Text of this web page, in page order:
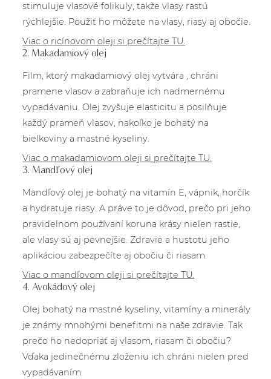
stimuluje vlasové folikuly, takže vlasy rastú
rýchlejšie. Použiť ho môžete na vlasy, riasy aj obočie.
Viac o ricínovom oleji si prečítajte TU.
2. Makadamiový olej
Film, ktorý makadamiový olej vytvára , chráni
pramene vlasov a zabraňuje ich nadmernému
vypadávaniu. Olej zvyšuje elasticitu a posilňuje
každý prameň vlasov, nakoľko je bohatý na
bielkoviny a mastné kyseliny.
Viac o makadamiovom oleji si prečítajte TU.
3. Mandľový olej
Mandľový olej je bohatý na vitamín E, vápnik, horčík
a hydratuje riasy. A práve to je dôvod, prečo pri jeho
pravidelnom používaní koruna krásy nielen rastie,
ale vlasy sú aj pevnejšie. Zdravie a hustotu jeho
aplikáciou zabezpečíte aj obočiu či riasam.
Viac o mandľovom oleji si prečítajte TU.
4. Avokádový olej
Olej bohatý na mastné kyseliny, vitamíny a minerály
je známy mnohými benefitmi na naše zdravie. Tak
prečo ho nedopriať aj vlasom, riasam či obočiu?
Vďaka jedinečnému zloženiu ich chráni nielen pred
vypadávaním.